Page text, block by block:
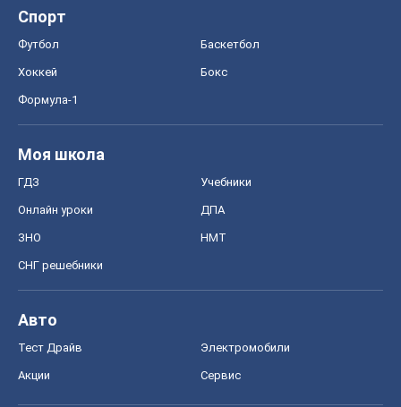
Спорт
Футбол Баскетбол
Хоккей Бокс
Формула-1
Моя школа
ГДЗ Учебники
Онлайн уроки ДПА
ЗНО НМТ
СНГ решебники
Авто
Тест Драйв Электромобили
Акции Сервис